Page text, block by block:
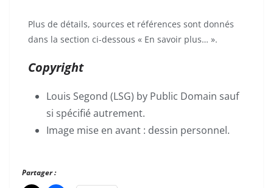
Plus de détails, sources et références sont donnés
dans la section ci-dessous « En savoir plus… ».
Copyright
Louis Segond (LSG) by Public Domain sauf
si spécifié autrement.
Image mise en avant : dessin personnel.
Partager :